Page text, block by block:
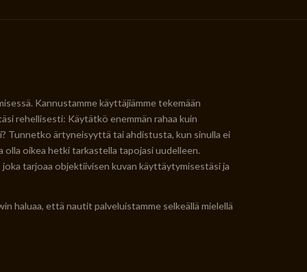
Kannustamme käyttäjiämme tekemään
rehellisesti: Käytätkö enemmän rahaa kuin
Tunnetko ärtyneisyyttä tai ahdistusta, kun sinulla ei
oikea hetki tarkastella tapojasi uudelleen.
tarjoaa objektiivisen kuvan käyttäytymisestäsi ja
haluaa, että nautit palveluistamme selkeällä mielellä